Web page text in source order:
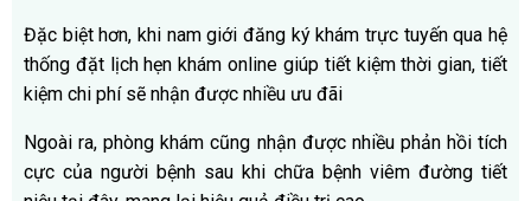
Đặc biệt hơn, khi nam giới đăng ký khám trực tuyến qua hệ
thống đặt lịch hẹn khám online giúp tiết kiệm thời gian, tiết
kiệm chi phí sẽ nhận được nhiều ưu đãi
Ngoài ra, phòng khám cũng nhận được nhiều phản hồi tích
cực của người bệnh sau khi chữa bệnh viêm đường tiết